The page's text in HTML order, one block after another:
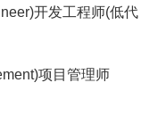
开发工程师(低代
项目管理师